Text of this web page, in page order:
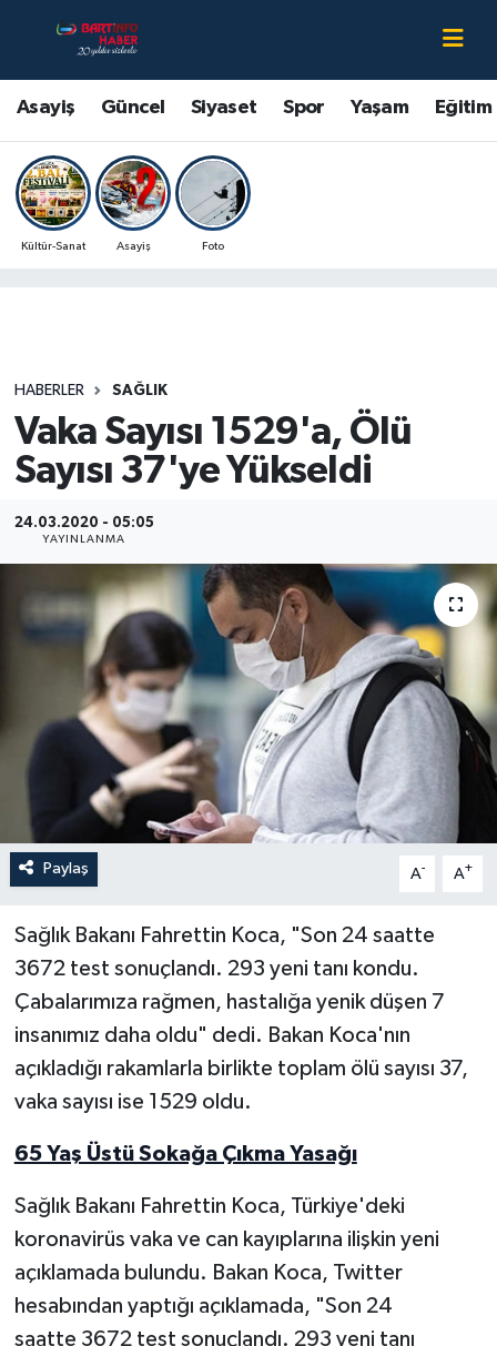
Asayiş Güncel Siyaset Spor Yaşam Eğitim
Kültür-Sanat Asayiş Foto
HABERLER SAĞLIK
Vaka Sayısı 1529'a, Ölü
Sayısı 37'ye Yükseldi
24.03.2020 - 05:05
YAYINLANMA
Paylaş A- A+
Sağlık Bakanı Fahrettin Koca, "Son 24 saatte
3672 test sonuçlandı. 293 yeni tanı kondu.
Çabalarımıza rağmen, hastalığa yenik düşen 7
insanımız daha oldu" dedi. Bakan Koca'nın
açıkladığı rakamlarla birlikte toplam ölü sayısı 37,
vaka sayısı ise 1529 oldu.
65 Yaş Üstü Sokağa Çıkma Yasağı
Sağlık Bakanı Fahrettin Koca, Türkiye'deki
koronavirüs vaka ve can kayıplarına ilişkin yeni
açıklamada bulundu. Bakan Koca, Twitter
hesabından yaptığı açıklamada, "Son 24
saatte 3672 test sonuçlandı. 293 yeni tanı
Asayiş
Bartın Hakkında
Çevre
Eğitim
Kültür-Sanat
Magazin
Medya
Sağlık
Sinema
Sivil Toplum
Siyaset
Spor
Tarım
Turizm
Yaşam
Yerel Yönetimler
DÜNYA
YEREL
Bartın Nöbetçi Eczaneler
Bartın Hava Durumu
Bartin Namaz Vakitleri
Bartın Trafik Yoğunluk Haritası
Son Dakika Haberleri
Haber Arşivi